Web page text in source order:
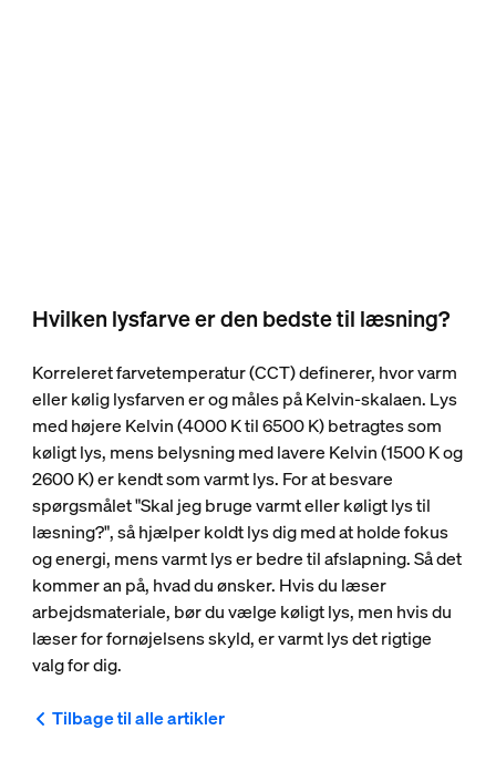
Hvilken lysfarve er den bedste til læsning?
Korreleret farvetemperatur (CCT) definerer, hvor varm
eller kølig lysfarven er og måles på Kelvin-skalaen. Lys
med højere Kelvin (4000 K til 6500 K) betragtes som
køligt lys, mens belysning med lavere Kelvin (1500 K og
2600 K) er kendt som varmt lys. For at besvare
spørgsmålet "Skal jeg bruge varmt eller køligt lys til
læsning?", så hjælper koldt lys dig med at holde fokus
og energi, mens varmt lys er bedre til afslapning. Så det
kommer an på, hvad du ønsker. Hvis du læser
arbejdsmateriale, bør du vælge køligt lys, men hvis du
læser for fornøjelsens skyld, er varmt lys det rigtige
valg for dig.
Tilbage til alle artikler